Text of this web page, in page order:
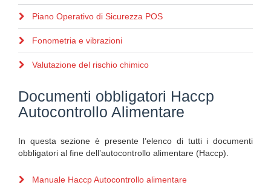
Piano Operativo di Sicurezza POS
Fonometria e vibrazioni
Valutazione del rischio chimico
Documenti obbligatori Haccp
Autocontrollo Alimentare
In questa sezione è presente l’elenco di tutti i documenti
obbligatori al fine dell’autocontrollo alimentare (Haccp).
Manuale Haccp Autocontrollo alimentare